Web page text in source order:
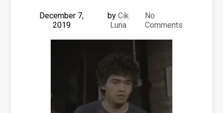
December 7,
2019
byCik
Luna
No
Comments